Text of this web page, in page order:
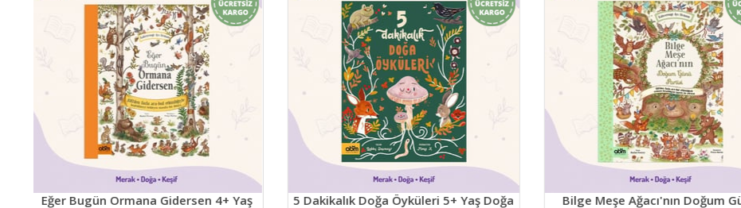
Bugün Ormana Gidersen 4+ Yaş
5 Dakikalık Doğa Öyküleri 5+ Yaş Doğa
Bilge Meşe Ağacı'nın Doğum Günü